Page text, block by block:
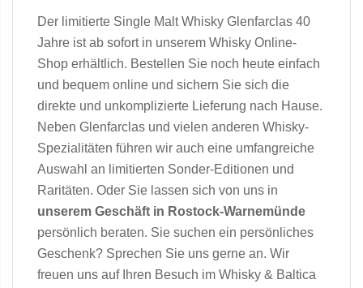
Der limitierte Single Malt Whisky Glenfarclas 40
Jahre ist ab sofort in unserem Whisky Online-
Shop erhältlich. Bestellen Sie noch heute einfach
und bequem online und sichern Sie sich die
direkte und unkomplizierte Lieferung nach Hause.
Neben Glenfarclas und vielen anderen Whisky-
Spezialitäten führen wir auch eine umfangreiche
Auswahl an limitierten Sonder-Editionen und
Raritäten. Oder Sie lassen sich von uns in
unserem Geschäft in Rostock-Warnemünde
persönlich beraten. Sie suchen ein persönliches
Geschenk? Sprechen Sie uns gerne an. Wir
freuen uns auf Ihren Besuch im Whisky & Baltica